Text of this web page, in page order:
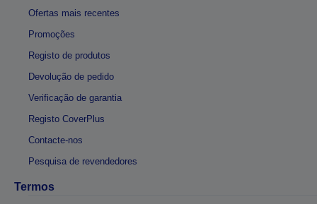
Ofertas mais recentes
Promoções
Registo de produtos
Devolução de pedido
Verificação de garantia
Registo CoverPlus
Contacte-nos
Pesquisa de revendedores
Termos